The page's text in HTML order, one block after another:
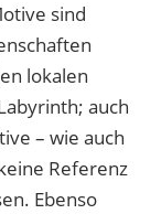
sind
lokalen
auch
– wie auch
Referenz
Ebenso